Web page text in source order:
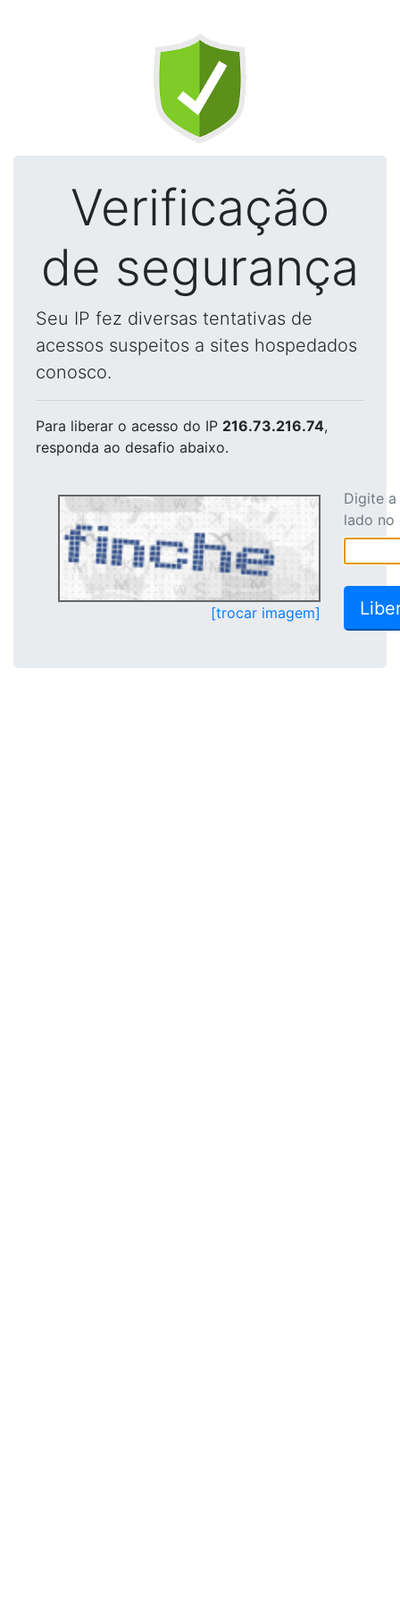
Verificação
de segurança
Seu IP fez diversas tentativas de
acessos suspeitos a sites hospedados
conosco.
Para liberar o acesso do IP 216.73.216.74,
responda ao desafio abaixo.
[trocar imagem]
Digite
lado no